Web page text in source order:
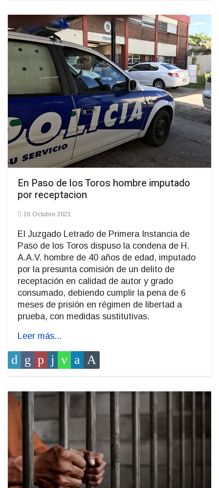
En Paso de los Toros hombre imputado
por receptacion
16 Octubre 2021
El Juzgado Letrado de Primera Instancia de
Paso de los Toros dispuso la condena de H.
A.A.V. hombre de 40 años de edad, imputado
por la presunta comisión de un delito de
receptación en calidad de autor y grado
consumado, debiendo cumplir la pena de 6
meses de prisión en régimen de libertad a
prueba, con medidas sustitutivas.
Leer más...